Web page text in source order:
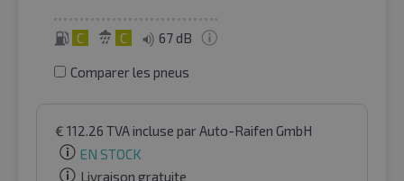
C C 67 dB
Comparer les pneus
€ 112.26 TVA incluse par Auto-Raifen GmbH
EN STOCK
Livraison gratuite